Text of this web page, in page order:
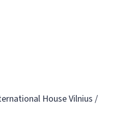
House Vilnius /